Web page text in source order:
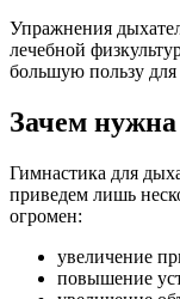
Упражнения
лечебной
большую пользу для
Зачем
Гимнастика для
приведем лишь
огромен:
увеличение
повышение